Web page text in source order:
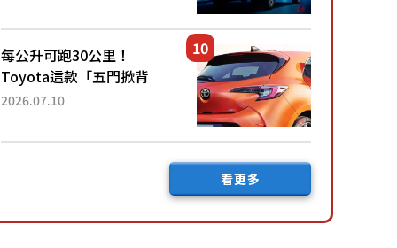
後竟然還要等「超過半年」
才能交車？...
每公升可跑30公里！
Toyota這款「五門掀背
車」真的很厲害！ 擁有全
尺寸」，配備全面升級！
2026.07.10
看更多